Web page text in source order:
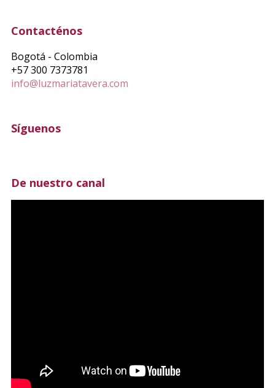
Contacténos
Bogotá - Colombia
+57 300 7373781
info@luzmariatavera.com
Síguenos
De nuestro canal